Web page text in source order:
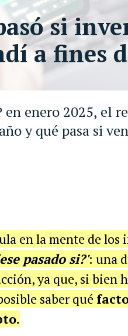
en enero 2025, el
y qué pasa si
si
a fines
en la mente de los
pasado si?': una
ya que, si bien
saber qué